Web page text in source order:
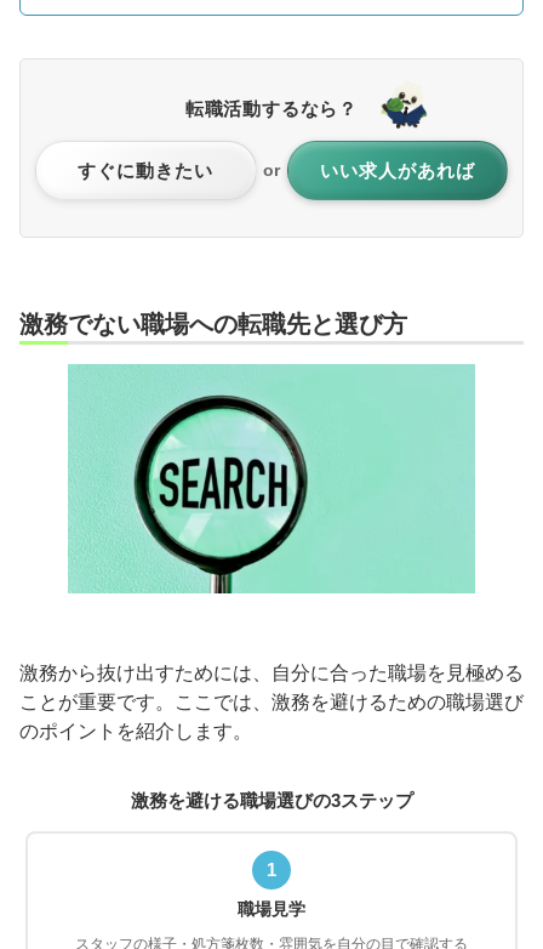
転職活動するなら？
すぐに動きたい or いい求人があれば
激務でない職場への転職先と選び方
激務から抜け出すためには、自分に合った職場を見極める
ことが重要です。ここでは、激務を避けるための職場選び
のポイントを紹介します。
激務を避ける職場選びの3ステップ
1
職場見学
スタッフの様子・処方箋枚数・雰囲気を自分の目で確認する